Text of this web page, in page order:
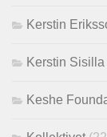
Kerstin
Kerstin Sisilla
Keshe